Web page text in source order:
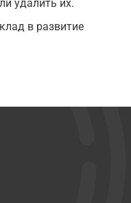
удалить их.
в развитие